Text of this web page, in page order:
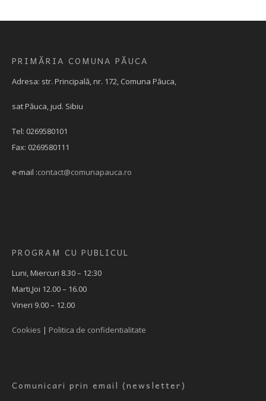
PRIMĂRIA COMUNA PĂUCA
Adresa: str. Principală, nr. 172, Comuna Păuca,
sat Păuca, jud. Sibiu
Tel: 0269580101
Fax: 0269580111
e-mail :contact@comunapauca.ro
PROGRAM CU PUBLICUL
Luni, Miercuri 8.30 – 12:30
Marti,Joi 12.00 – 16.00
Vineri 9.00 – 12.00
Cookies | Politica de confidentialitate
Comunicari prin email (newsletter)